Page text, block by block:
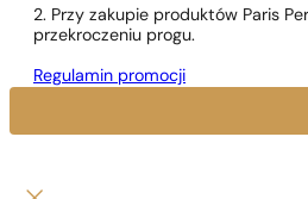
2. Przy zakupie produktów Paris
przekroczeniu progu.
Regulamin promocji